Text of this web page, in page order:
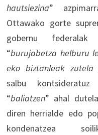
hautsiezina”
Ottawako gorte
gobernu
“burujabetza helburu
eko biztanleak zutela
salbu kontsideratuz
“baliatzen” ahal
diren herrialde edo
kondenatzea